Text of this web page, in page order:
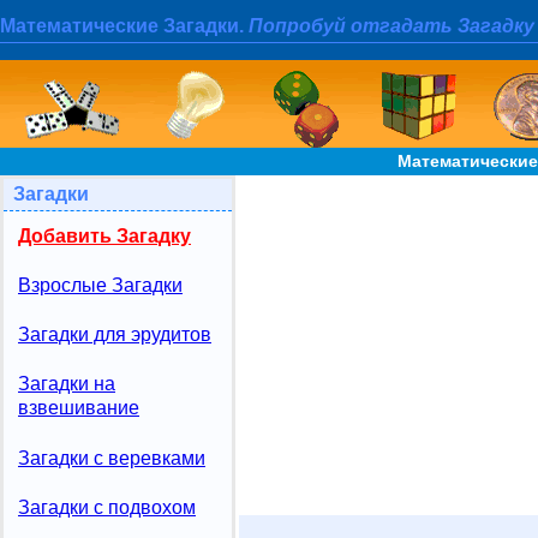
Математические Загадки. Попробуй отгадать Загадку
Загадки
Добавить Загадку
Взрослые Загадки
Загадки для эрудитов
Загадки на
взвешивание
Загадки с веревками
Загадки с подвохом